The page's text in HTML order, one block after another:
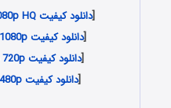
[دانلود کیفیت 1080p HQ با حجم 2.82 گیگابایت
[دانلود کیفیت 1080p با حجم 2.04 گیگابایت
[دانلود کیفیت 720p با حجم 1.03 گیگابایت
[دانلود کیفیت 480p با حجم 750 مگابایت